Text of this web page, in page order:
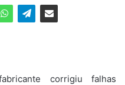
corrigiu falhas